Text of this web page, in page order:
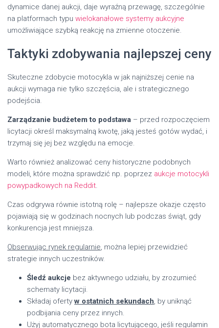
dynamice danej aukcji, daje wyraźną przewagę, szczególnie
na platformach typu wielokanałowe systemy aukcyjne
umożliwiające szybką reakcję na zmienne otoczenie.
Taktyki zdobywania najlepszej ceny
Skuteczne zdobycie motocykla w jak najniższej cenie na
aukcji wymaga nie tylko szczęścia, ale i strategicznego
podejścia.
Zarządzanie budżetem to podstawa – przed rozpoczęciem
licytacji określ maksymalną kwotę, jaką jesteś gotów wydać, i
trzymaj się jej bez względu na emocje.
Warto również analizować ceny historyczne podobnych
modeli, które można sprawdzić np. poprzez aukcje motocykli
powypadkowych na Reddit.
Czas odgrywa równie istotną rolę – najlepsze okazje często
pojawiają się w godzinach nocnych lub podczas świąt, gdy
konkurencja jest mniejsza.
Obserwując rynek regularnie, można lepiej przewidzieć
strategie innych uczestników.
Śledź aukcje bez aktywnego udziału, by zrozumieć
schematy licytacji.
Składaj ofertyw ostatnich sekundach, by uniknąć
podbijania ceny przez innych.
Użyj automatycznego bota licytującego, jeśli regulamin